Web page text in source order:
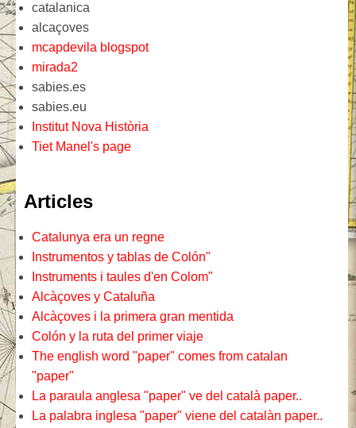
catalanica
alcaçoves
mcapdevila blogspot
mirada2
sabies.es
sabies.eu
Institut Nova Història
Tiet Manel's page
Articles
Catalunya era un regne
Instrumentos y tablas de Colón"
Instruments i taules d'en Colom"
Alcàçoves y Cataluña
Alcàçoves i la primera gran mentida
Colón y la ruta del primer viaje
The english word "paper" comes from catalan
"paper"
La paraula anglesa "paper" ve del català paper..
La palabra inglesa "paper" viene del catalàn paper..